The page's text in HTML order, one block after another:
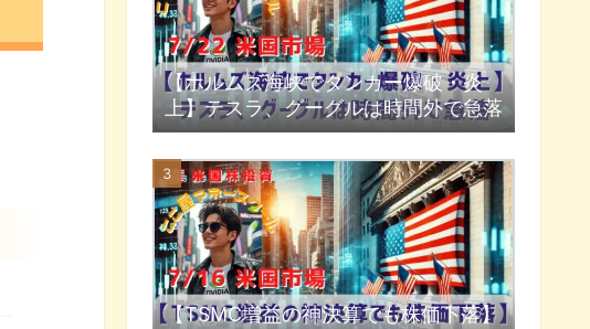
【ホルムズ海峡でタンカー爆破・炎
上】テスラ、グーグルは時間外で急落
【TSMC増益の神決算でも株価下落】